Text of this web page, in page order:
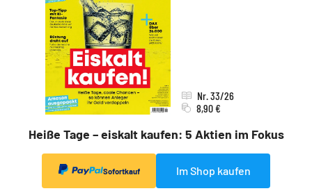
Heiße Tage – eiskalt kaufen: 5 Aktien im Fokus
Nr. 33/26
8,90 €
Sofortkauf Im Shop kaufen